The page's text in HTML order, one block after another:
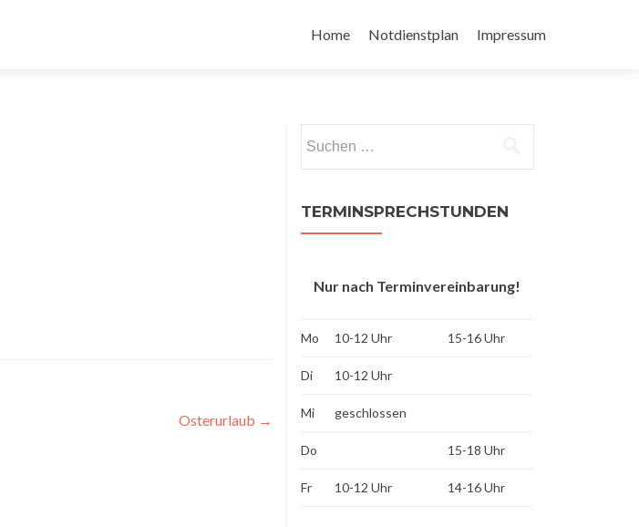
Inhalt
Home Notdienstplan Impressum
Osterurlaub →
nach:
TERMINSPRECHSTUNDEN
Nur nach Terminvereinbarung!
Mo 10-12 Uhr 15-16 Uhr
Di 10-12 Uhr
Mi geschlossen
Do 15-18 Uhr
Fr 10-12 Uhr 14-16 Uhr